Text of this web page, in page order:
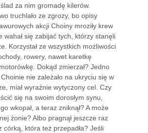
ślad za nim gromadę kilerów.
truchlało ze zgrozy, bo opisy
akcji Choiny mroziły krew
wahał się zabijać tych, którzy stanęli
Korzystał ze wszystkich możliwości
rowery, nawet karetkę
Dokąd zmierzał? Jedno
Choinie nie zależało na ukryciu się w
miał wyraźnie wytyczony cel. Czy
się na swoim dorosłym synu,
wkopał, a teraz zniknął? A może
żonie? Albo pragnął jeszcze raz
córką, która też przepadła? Jeśli